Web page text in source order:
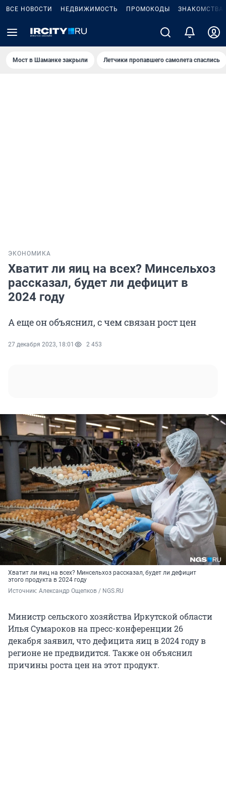
ВСЕ НОВОСТИ НЕДВИЖИМОСТЬ ПРОМОКОДЫ ЗНАКОМСТВА
Мост в Шаманке закрыли Летчики пропавшего самолета спаслись
ЭКОНОМИКА
Хватит ли яиц на всех? Минсельхоз
рассказал, будет ли дефицит в
2024 году
А еще он объяснил, с чем связан рост цен
27 декабря 2023, 18:01 2 453
Хватит ли яиц на всех? Минсельхоз рассказал, будет ли дефицит
этого продукта в 2024 году
Источник: Александр Ощепков / NGS.RU
Министр сельского хозяйства Иркутской области
Илья Сумароков на пресс-конференции 26
декабря заявил, что дефицита яиц в 2024 году в
регионе не предвидится. Также он объяснил
причины роста цен на этот продукт.